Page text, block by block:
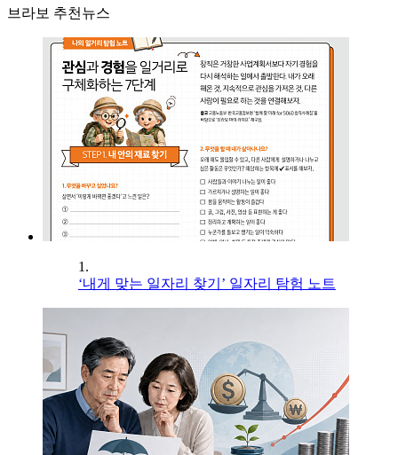
브라보 추천뉴스
1.
‘내게 맞는 일자리 찾기’ 일자리 탐험 노트